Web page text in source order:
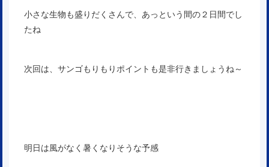
小さな生物も盛りだくさんで、あっという間の２日間でし
たね
次回は、サンゴもりもりポイントも是非行きましょうね～
明日は風がなく暑くなりそうな予感